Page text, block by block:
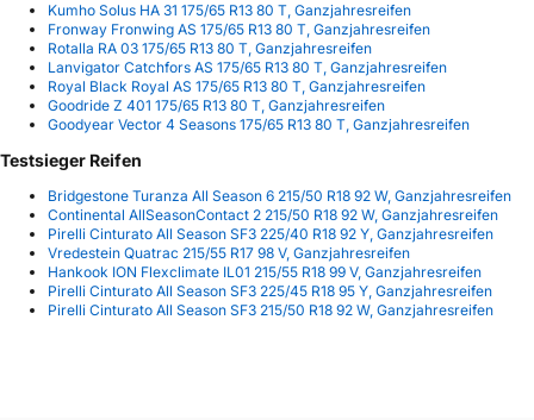
Kumho Solus HA 31 175/65 R13 80 T, Ganzjahresreifen
Fronway Fronwing AS 175/65 R13 80 T, Ganzjahresreifen
Rotalla RA 03 175/65 R13 80 T, Ganzjahresreifen
Lanvigator Catchfors AS 175/65 R13 80 T, Ganzjahresreifen
Royal Black Royal AS 175/65 R13 80 T, Ganzjahresreifen
Goodride Z 401 175/65 R13 80 T, Ganzjahresreifen
Goodyear Vector 4 Seasons 175/65 R13 80 T, Ganzjahresreifen
Testsieger Reifen
Bridgestone Turanza All Season 6 215/50 R18 92 W, Ganzjahresreifen
Continental AllSeasonContact 2 215/50 R18 92 W, Ganzjahresreifen
Pirelli Cinturato All Season SF3 225/40 R18 92 Y, Ganzjahresreifen
Vredestein Quatrac 215/55 R17 98 V, Ganzjahresreifen
Hankook ION Flexclimate IL01 215/55 R18 99 V, Ganzjahresreifen
Pirelli Cinturato All Season SF3 225/45 R18 95 Y, Ganzjahresreifen
Pirelli Cinturato All Season SF3 215/50 R18 92 W, Ganzjahresreifen